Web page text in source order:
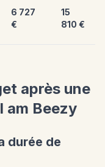
6 727
€
15
810 €
après une
am Beezy
durée de